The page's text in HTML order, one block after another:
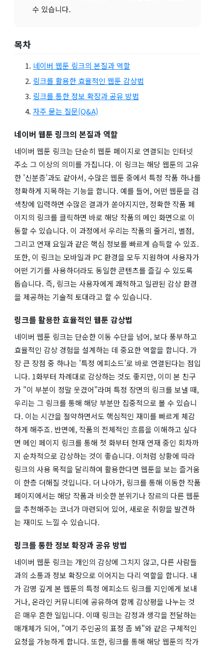
수 있습니다.
목차
네이버 웹툰 링크의 본질과 역할
링크를 활용한 효율적인 웹툰 감상법
링크를 통한 정보 확장과 공유 방법
자주 묻는 질문(Q&A)
네이버 웹툰 링크의 본질과 역할
네이버 웹툰 링크는 단순히 웹툰 페이지로 연결되는 인터넷
주소 그 이상의 의미를 가집니다. 이 링크는 해당 웹툰의 고유
한 '신분증'과도 같아서, 수많은 웹툰 중에서 특정 작품 하나를
정확하게 지목하는 기능을 합니다. 예를 들어, 어떤 웹툰을 검
색창에 입력하면 수많은 결과가 쏟아지지만, 정확한 작품 페
이지의 링크를 클릭하면 바로 해당 작품의 메인 화면으로 이
동할 수 있습니다. 이 과정에서 우리는 작품의 줄거리, 별점,
그리고 연재 요일과 같은 핵심 정보를 빠르게 습득할 수 있죠.
또한, 이 링크는 모바일과 PC 환경을 모두 지원하여 사용자가
어떤 기기를 사용하더라도 동일한 콘텐츠를 즐길 수 있도록
돕습니다. 즉, 링크는 사용자에게 쾌적하고 일관된 감상 환경
을 제공하는 기술적 토대라고 할 수 있습니다.
링크를 활용한 효율적인 웹툰 감상법
네이버 웹툰 링크는 단순한 이동 수단을 넘어, 보다 풍부하고
효율적인 감상 경험을 설계하는 데 중요한 역할을 합니다. 가
장 큰 장점 중 하나는 '특정 에피소드'로 바로 연결된다는 점입
니다. 1화부터 차례대로 감상하는 것도 좋지만, 이미 본 친구
가 "이 부분이 정말 웃겼어"라며 특정 장면의 링크를 보낼 때,
우리는 그 링크를 통해 해당 부분만 집중적으로 볼 수 있습니
다. 이는 시간을 절약하면서도 핵심적인 재미를 빠르게 체감
하게 해주죠. 반면에, 작품의 전체적인 흐름을 이해하고 싶다
면 메인 페이지 링크를 통해 첫 화부터 현재 연재 중인 회차까
지 순차적으로 감상하는 것이 좋습니다. 이처럼 상황에 따라
링크의 사용 목적을 달리하여 활용한다면 웹툰을 보는 즐거움
이 한층 더해질 것입니다. 더 나아가, 링크를 통해 이동한 작품
페이지에서는 해당 작품과 비슷한 분위기나 장르의 다른 웹툰
을 추천해주는 코너가 마련되어 있어, 새로운 취향을 발견하
는 재미도 느낄 수 있습니다.
링크를 통한 정보 확장과 공유 방법
네이버 웹툰 링크는 개인의 감상에 그치지 않고, 다른 사람들
과의 소통과 정보 확장으로 이어지는 다리 역할을 합니다. 내
가 감명 깊게 본 웹툰의 특정 에피소드 링크를 지인에게 보내
거나, 온라인 커뮤니티에 공유하여 함께 감상평을 나누는 것
은 매우 흔한 일입니다. 이때 링크는 감정과 생각을 전달하는
매개체가 되어, "여기 주인공의 표정 좀 봐"와 같은 구체적인
요청을 가능하게 합니다. 또한, 링크를 통해 해당 웹툰의 작가